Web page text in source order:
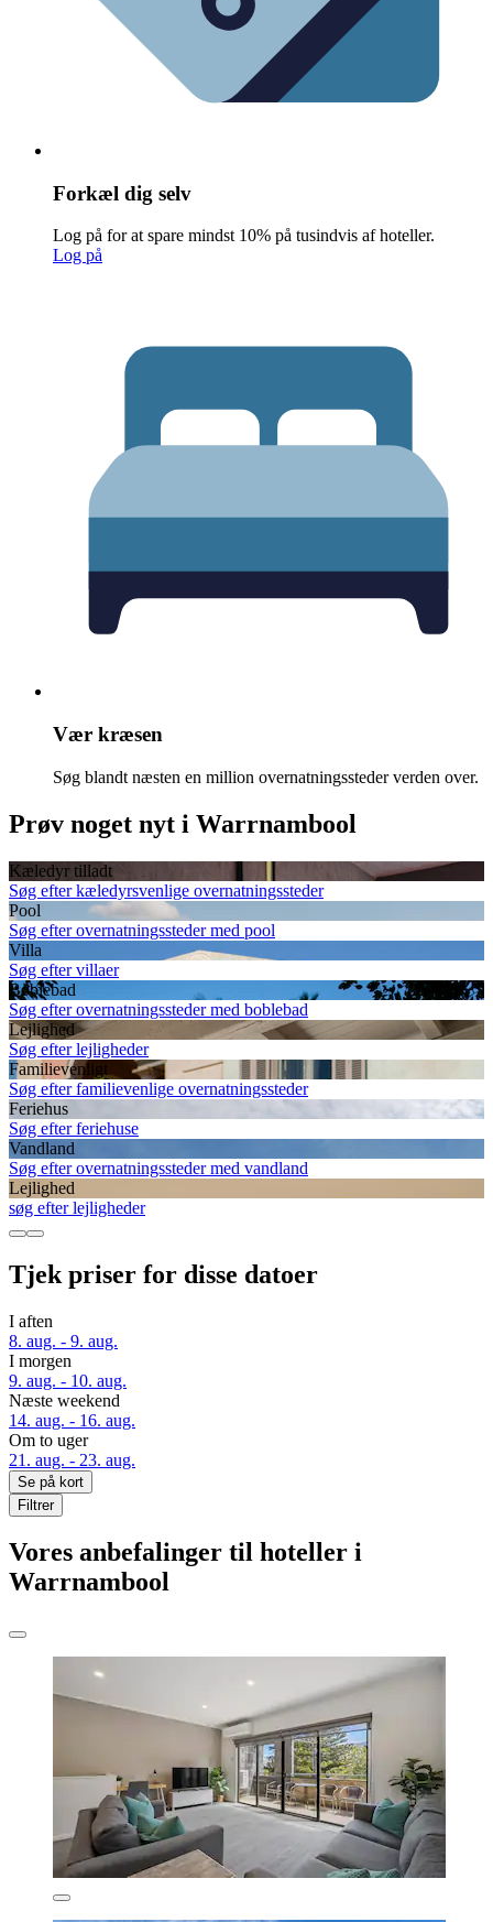
Forkæl dig selv
Log på for at spare mindst 10% på tusindvis af hoteller.
Log på
Vær kræsen
Søg blandt næsten en million overnatningssteder verden over.
Prøv noget nyt i Warrnambool
Kæledyr tilladt
Søg efter kæledyrsvenlige overnatningssteder
Pool
Søg efter overnatningssteder med pool
Villa
Søg efter villaer
Boblebad
Søg efter overnatningssteder med boblebad
Lejlighed
Søg efter lejligheder
Familievenligt
Søg efter familievenlige overnatningssteder
Feriehus
Søg efter feriehuse
Vandland
Søg efter overnatningssteder med vandland
Lejlighed
søg efter lejligheder
Tjek priser for disse datoer
I aften
8. aug. - 9. aug.
I morgen
9. aug. - 10. aug.
Næste weekend
14. aug. - 16. aug.
Om to uger
21. aug. - 23. aug.
Se på kort
Filtrer
Vores anbefalinger til hoteller i
Warrnambool